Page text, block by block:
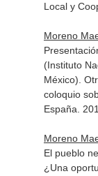
Local y
Moreno
(Instituto
México).
coloquio
España.
Moreno
El pueblo
¿Una